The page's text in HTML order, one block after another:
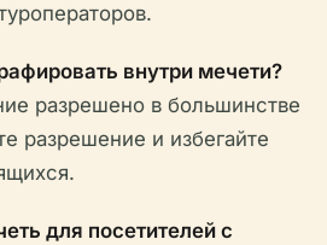
внутри мечети?
разрешено в большинстве
разрешение и избегайте
для посетителей с